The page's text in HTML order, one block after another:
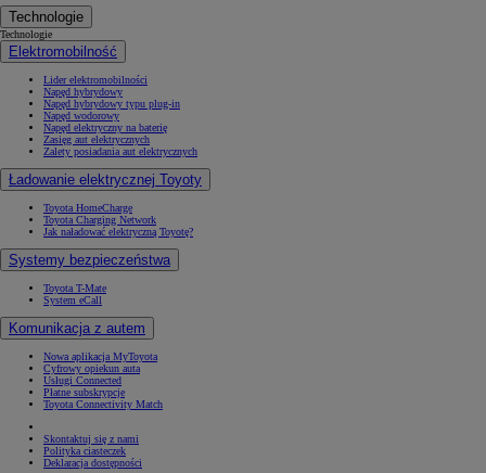
Technologie
Technologie
Elektromobilność
Lider elektromobilności
Napęd hybrydowy
Napęd hybrydowy typu plug-in
Napęd wodorowy
Napęd elektryczny na baterię
Zasięg aut elektrycznych
Zalety posiadania aut elektrycznych
Ładowanie elektrycznej Toyoty
Toyota HomeCharge
Toyota Charging Network
Jak naładować elektryczną Toyotę?
Systemy bezpieczeństwa
Toyota T-Mate
System eCall
Komunikacja z autem
Nowa aplikacja MyToyota
Cyfrowy opiekun auta
Usługi Connected
Płatne subskrypcje
Toyota Connectivity Match
Skontaktuj się z nami
Polityka ciasteczek
Deklaracja dostępności